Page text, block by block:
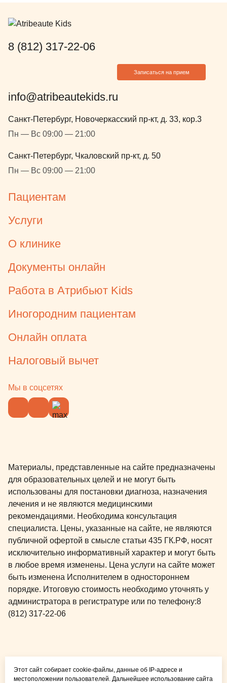
телефону с
сохранила
откололся,
найти
8 (812) 317-22-06
Записаться на прием
info@atribeautekids.ru
Санкт-Петербург, Новочеркасский пр-кт, д. 33, кор.3
Пн — Вс 09:00 — 21:00
Санкт-Петербург, Чкаловский пр-кт, д. 50
Пн — Вс 09:00 — 21:00
Пациентам
Услуги
О клинике
Документы онлайн
Работа в Атрибьют Kids
Иногородним пациентам
Онлайн оплата
Налоговый вычет
Мы в соцсетях
Материалы, представленные на сайте предназначены
для образовательных целей и не могут быть
использованы для постановки диагноза, назначения
лечения и не являются медицинскими
рекомендациями. Необходима консультация
специалиста. Цены, указанные на сайте, не являются
публичной офертой в смысле статьи 435 ГК.РФ, носят
исключительно информативный характер и могут быть
в любое время изменены. Цена услуги на сайте может
быть изменена Исполнителем в одностороннем
порядке. Итоговую стоимость необходимо уточнять у
администратора в регистратуре или по телефону:8
(812) 317-22-06
детей и взрослых
Этот сайт собирает cookie-файлы, данные об IP-адресе и
местоположении пользователей. Дальнейшее использование сайта